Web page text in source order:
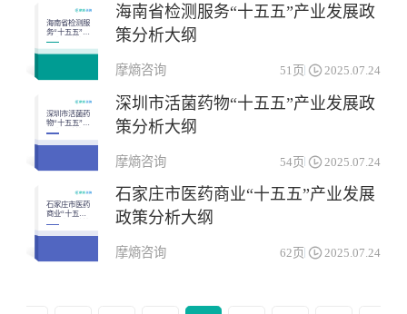
海南省检测服
务“十五五”产
业发展政策分
析大纲
海南省检测服务“十五五”产业发展政
策分析大纲
摩熵咨询 51页 2025.07.24
深圳市活菌药
物“十五五”产
业发展政策分
析大纲
深圳市活菌药物“十五五”产业发展政
策分析大纲
摩熵咨询 54页 2025.07.24
石家庄市医药
商业“十五五”
产业发展政策
分析大纲
石家庄市医药商业“十五五”产业发展
政策分析大纲
摩熵咨询 62页 2025.07.24